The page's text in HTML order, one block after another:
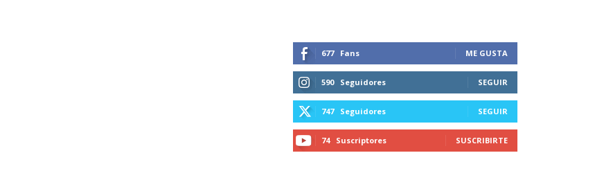
677 Fans ME GUSTA
590 Seguidores SEGUIR
747 Seguidores SEGUIR
74 Suscriptores SUSCRIBIRTE